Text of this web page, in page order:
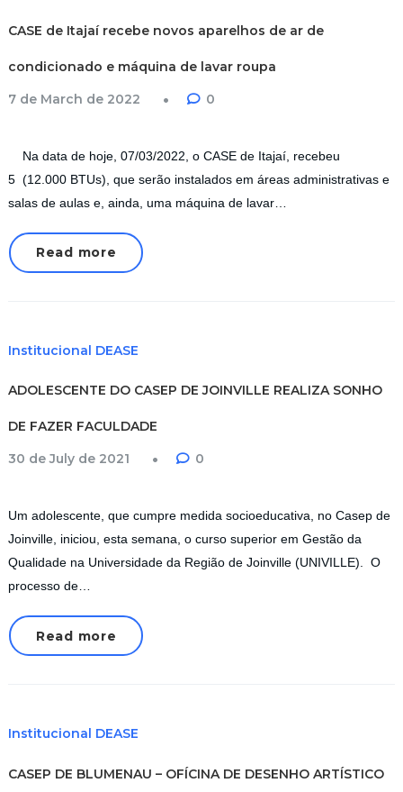
CASE de Itajaí recebe novos aparelhos de ar de
condicionado e máquina de lavar roupa
7 de March de 2022
0
Na data de hoje, 07/03/2022, o CASE de Itajaí, recebeu
5 (12.000 BTUs), que serão instalados em áreas administrativas e
salas de aulas e, ainda, uma máquina de lavar…
Read more
Institucional DEASE
ADOLESCENTE DO CASEP DE JOINVILLE REALIZA SONHO
DE FAZER FACULDADE
30 de July de 2021
0
Um adolescente, que cumpre medida socioeducativa, no Casep de
Joinville, iniciou, esta semana, o curso superior em Gestão da
Qualidade na Universidade da Região de Joinville (UNIVILLE). O
processo de…
Read more
Institucional DEASE
CASEP DE BLUMENAU – OFÍCINA DE DESENHO ARTÍSTICO